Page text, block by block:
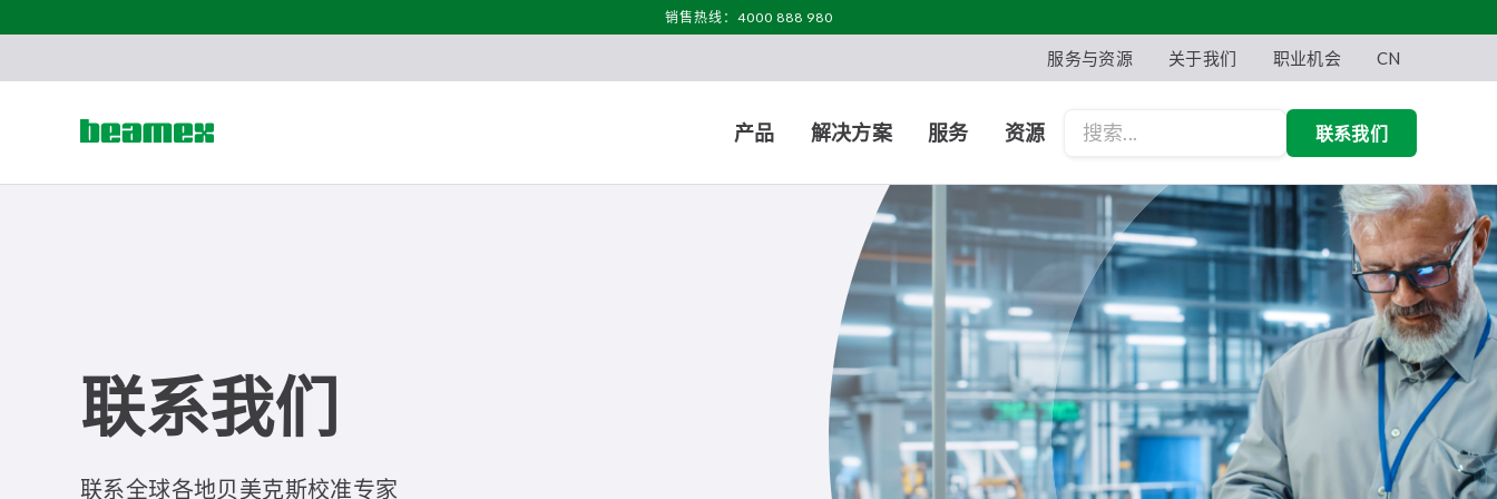
销售热线：4000 888 980
服务与资源 关于我们 职业机会 CN
产品 解决方案 服务 资源 联系我们
联系我们
联系全球各地贝美克斯校准专家